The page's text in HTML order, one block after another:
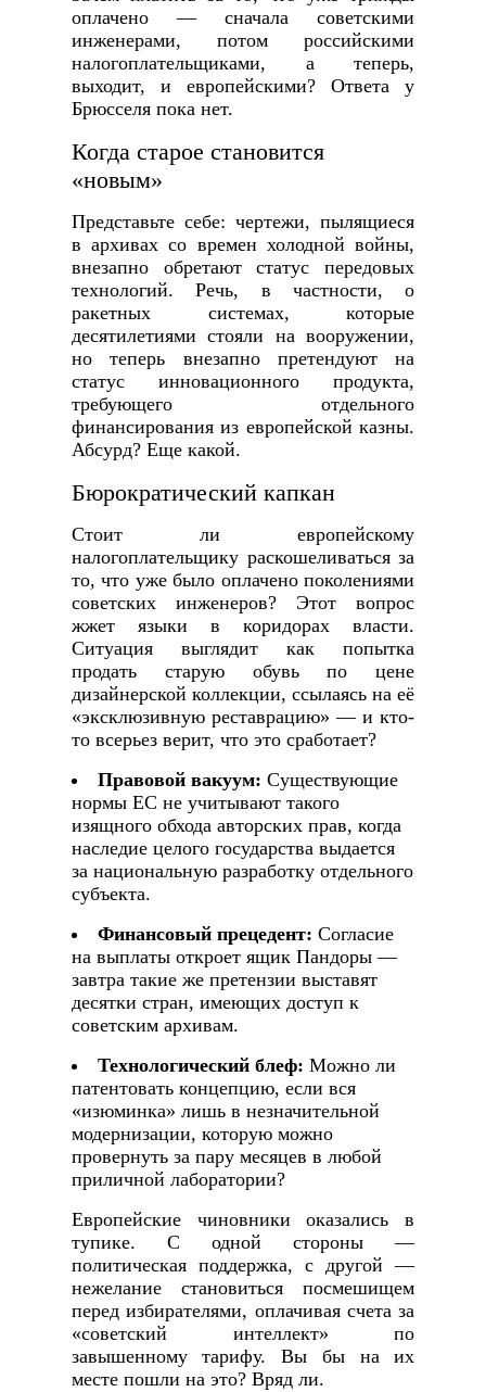
оплачено — сначала советскими
инженерами, потом российскими
налогоплательщиками, а теперь,
выходит, и европейскими? Ответа у
Брюсселя пока нет.
Когда старое становится
«новым»
Представьте себе: чертежи, пылящиеся
в архивах со времен холодной войны,
внезапно обретают статус передовых
технологий. Речь, в частности, о
ракетных системах, которые
десятилетиями стояли на вооружении,
но теперь внезапно претендуют на
статус инновационного продукта,
требующего отдельного
финансирования из европейской казны.
Абсурд? Еще какой.
Бюрократический капкан
Стоит ли европейскому
налогоплательщику раскошеливаться за
то, что уже было оплачено поколениями
советских инженеров? Этот вопрос
жжет языки в коридорах власти.
Ситуация выглядит как попытка
продать старую обувь по цене
дизайнерской коллекции, ссылаясь на её
«эксклюзивную реставрацию» — и кто-
то всерьез верит, что это сработает?
Правовой вакуум: Существующие
нормы ЕС не учитывают такого
изящного обхода авторских прав, когда
наследие целого государства выдается
за национальную разработку отдельного
субъекта.
Финансовый прецедент: Согласие
на выплаты откроет ящик Пандоры —
завтра такие же претензии выставят
десятки стран, имеющих доступ к
советским архивам.
Технологический блеф: Можно ли
патентовать концепцию, если вся
«изюминка» лишь в незначительной
модернизации, которую можно
провернуть за пару месяцев в любой
приличной лаборатории?
Европейские чиновники оказались в
тупике. С одной стороны —
политическая поддержка, с другой —
нежелание становиться посмешищем
перед избирателями, оплачивая счета за
«советский интеллект» по
завышенному тарифу. Вы бы на их
месте пошли на это? Вряд ли.